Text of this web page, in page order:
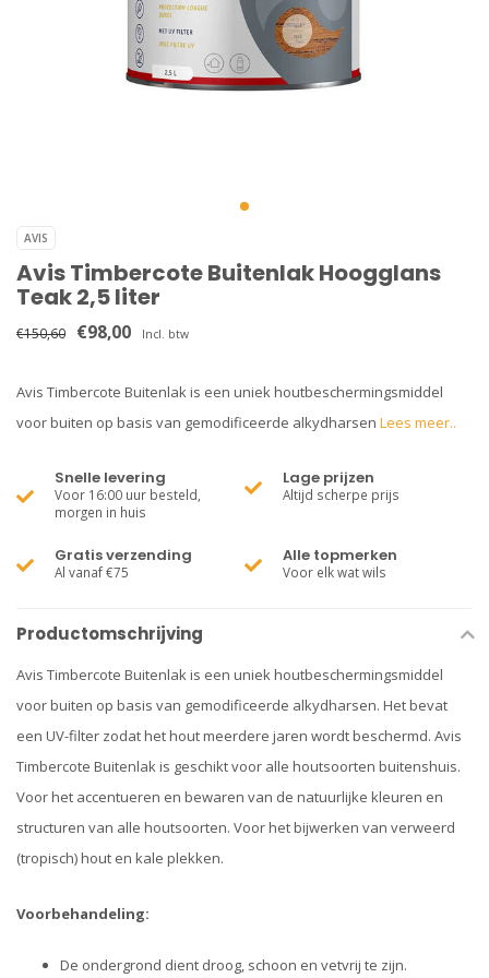
AVIS
Avis Timbercote Buitenlak Hoogglans
Teak 2,5 liter
€150,60 €98,00 Incl. btw
Avis Timbercote Buitenlak is een uniek houtbeschermingsmiddel
voor buiten op basis van gemodificeerde alkydharsen Lees meer..
Snelle levering
Voor 16:00 uur besteld,
morgen in huis
Lage prijzen
Altijd scherpe prijs
Gratis verzending
Al vanaf €75
Alle topmerken
Voor elk wat wils
Productomschrijving
Avis Timbercote Buitenlak is een uniek houtbeschermingsmiddel
voor buiten op basis van gemodificeerde alkydharsen. Het bevat
een UV-filter zodat het hout meerdere jaren wordt beschermd. Avis
Timbercote Buitenlak is geschikt voor alle houtsoorten buitenshuis.
Voor het accentueren en bewaren van de natuurlijke kleuren en
structuren van alle houtsoorten. Voor het bijwerken van verweerd
(tropisch) hout en kale plekken.
Voorbehandeling:
De ondergrond dient droog, schoon en vetvrij te zijn.